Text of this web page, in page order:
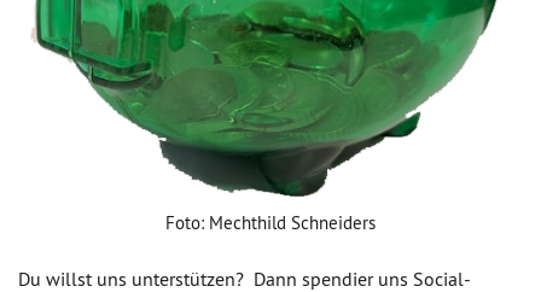
Foto: Mechthild Schneiders
Du willst uns unterstützen? Dann spendier uns Social-